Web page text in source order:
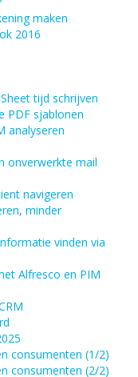
maken
2016
tijd schrijven
PDF sjablonen
analyseren
onverwerkte mail
navigeren
minder
vinden via
Alfresco en PIM
consumenten (1/2)
consumenten (2/2)